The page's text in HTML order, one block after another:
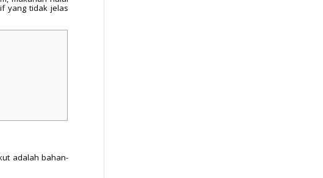
yang tidak jelas
adalah bahan-